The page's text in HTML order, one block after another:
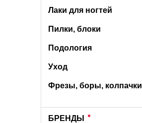
Лаки для ногтей
Пилки, блоки
Подология
Уход
Фрезы, боры, колпачки
БРЕНДЫ